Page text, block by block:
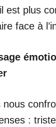
est plus
face à
nous
: